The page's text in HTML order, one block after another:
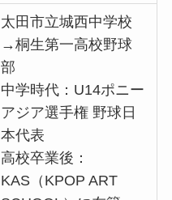
太田市立城西中学校
→桐生第一高校野球
部
中学時代：U14ポニー
アジア選手権 野球日
本代表
高校卒業後：
KAS（KPOP ART